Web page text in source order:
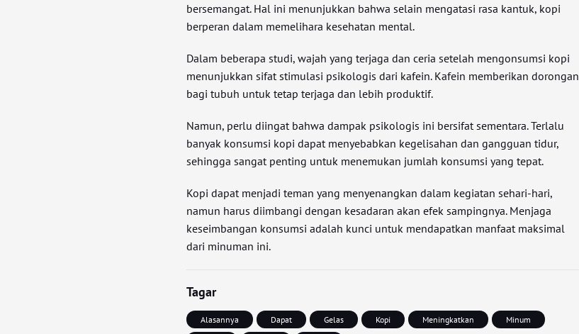
bersemangat. Hal ini menunjukkan bahwa selain mengatasi rasa kantuk, kopi
berperan dalam memelihara kesehatan mental.
Dalam beberapa studi, wajah yang terjaga dan ceria setelah mengonsumsi kopi
menunjukkan sifat stimulasi psikologis dari kafein. Kafein memberikan dorongan
bagi tubuh untuk tetap terjaga dan lebih produktif.
Namun, perlu diingat bahwa dampak psikologis ini bersifat sementara. Terlalu
banyak konsumsi kopi dapat menyebabkan kegelisahan dan gangguan tidur,
sehingga sangat penting untuk menemukan jumlah konsumsi yang tepat.
Kopi dapat menjadi teman yang menyenangkan dalam kegiatan sehari-hari,
namun harus diimbangi dengan kesadaran akan efek sampingnya. Menjaga
keseimbangan konsumsi adalah kunci untuk mendapatkan manfaat maksimal
dari minuman ini.
Tagar
Alasannya Dapat Gelas Kopi Meningkatkan
Minum